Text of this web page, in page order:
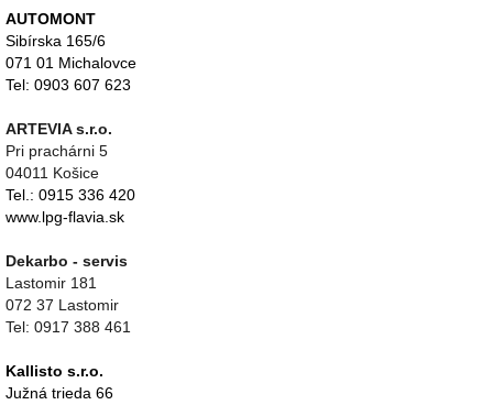
AUTOMONT
Sibírska 165/6
071 01 Michalovce
Tel: 0903 607 623
ARTEVIA s.r.o.
Pri prachárni 5
04011 Košice
Tel.: 0915 336 420
www.lpg-flavia.sk
Dekarbo - servis
Lastomir 181
072 37 Lastomir
Tel: 0917 388 461
Kallisto s.r.o.
Južná trieda 66